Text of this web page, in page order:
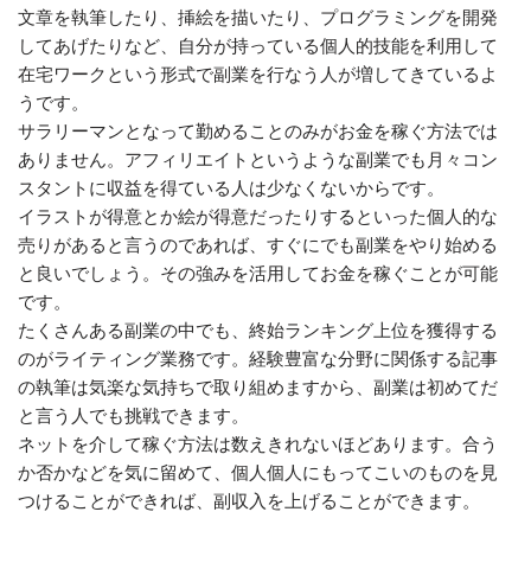
文章を執筆したり、挿絵を描いたり、プログラミングを開発
してあげたりなど、自分が持っている個人的技能を利用して
在宅ワークという形式で副業を行なう人が増してきているよ
うです。
サラリーマンとなって勤めることのみがお金を稼ぐ方法では
ありません。アフィリエイトというような副業でも月々コン
スタントに収益を得ている人は少なくないからです。
イラストが得意とか絵が得意だったりするといった個人的な
売りがあると言うのであれば、すぐにでも副業をやり始める
と良いでしょう。その強みを活用してお金を稼ぐことが可能
です。
たくさんある副業の中でも、終始ランキング上位を獲得する
のがライティング業務です。経験豊富な分野に関係する記事
の執筆は気楽な気持ちで取り組めますから、副業は初めてだ
と言う人でも挑戦できます。
ネットを介して稼ぐ方法は数えきれないほどあります。合う
か否かなどを気に留めて、個人個人にもってこいのものを見
つけることができれば、副収入を上げることができます。